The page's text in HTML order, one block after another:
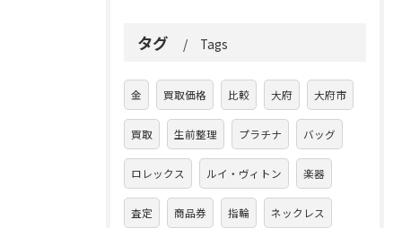
タグ Tags
金 買取価格 比較 大府 大府市
買取 生前整理 プラチナ バッグ
ロレックス ルイ・ヴィトン 楽器
査定 商品券 指輪 ネックレス